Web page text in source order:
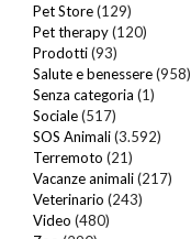
Pet Store(129)
Pet therapy(120)
Prodotti(93)
Salute e benessere(958)
Senza categoria (1)
Sociale(517)
SOS Animali(3.592)
Terremoto (21)
Vacanze animali(217)
Veterinario (243)
Video (480)